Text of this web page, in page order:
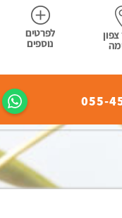
לפרטים
נוספים
055-